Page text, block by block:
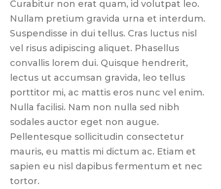
Curabitur non erat quam, id volutpat leo.
Nullam pretium gravida urna et interdum.
Suspendisse in dui tellus. Cras luctus nisl
vel risus adipiscing aliquet. Phasellus
convallis lorem dui. Quisque hendrerit,
lectus ut accumsan gravida, leo tellus
porttitor mi, ac mattis eros nunc vel enim.
Nulla facilisi. Nam non nulla sed nibh
sodales auctor eget non augue.
Pellentesque sollicitudin consectetur
mauris, eu mattis mi dictum ac. Etiam et
sapien eu nisl dapibus fermentum et nec
tortor.